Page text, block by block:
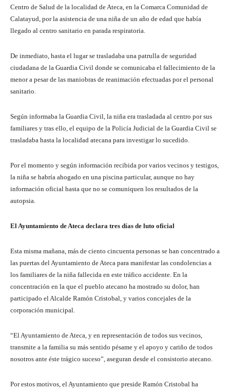
Centro de Salud de la localidad de Ateca, en la Comarca Comunidad de
Calatayud, por la asistencia de una niña de un año de edad que había
llegado al centro sanitario en parada respiratoria.
De inmediato, hasta el lugar se trasladaba una patrulla de seguridad
ciudadana de la Guardia Civil donde se comunicaba el fallecimiento de la
menor a pesar de las maniobras de reanimación efectuadas por el personal
sanitario.
Según informaba la Guardia Civil, la niña era trasladada al centro por sus
familiares y tras ello, el equipo de la Policía Judicial de la Guardia Civil se
trasladaba hasta la localidad atecana para investigar lo sucedido.
Por el momento y según información recibida por varios vecinos y testigos,
la niña se habría ahogado en una piscina particular, aunque no hay
información oficial hasta que no se comuniquen los resultados de la
autopsia.
El Ayuntamiento de Ateca declara tres días de luto oficial
Esta misma mañana, más de ciento cincuenta personas se han concentrado a
las puertas del Ayuntamiento de Ateca para manifestar las condolencias a
los familiares de la niña fallecida en este tráfico accidente. En la
concentración en la que el pueblo atecano ha mostrado su dolor, han
participado el Alcalde Ramón Cristobal, y varios concejales de la
corporación municipal.
“El Ayuntamiento de Ateca, y en representación de todos sus vecinos,
transmite a la familia su más sentido pésame y el apoyo y cariño de todos
nosotros ante éste trágico suceso”, aseguran desde el consistorio atecano.
Por estos motivos, el Ayuntamiento que preside Ramón Cristobal ha